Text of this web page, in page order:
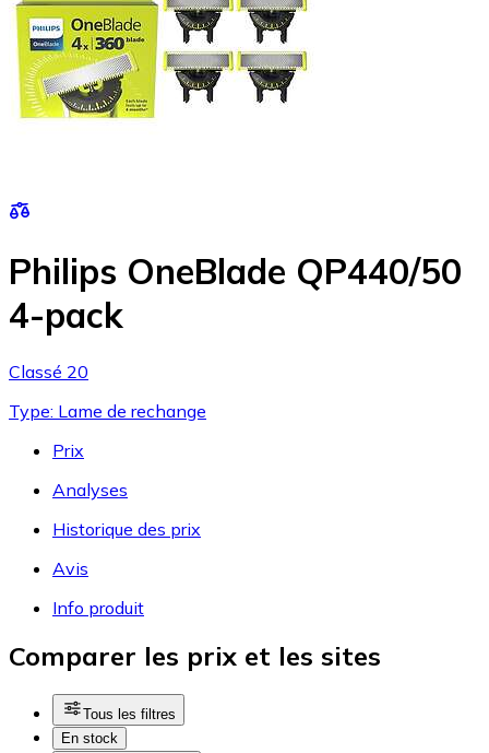
Philips OneBlade QP440/50
4-pack
Classé 20
Type: Lame de rechange
Prix
Analyses
Historique des prix
Avis
Info produit
Comparer les prix et les sites
Tous les filtres
En stock